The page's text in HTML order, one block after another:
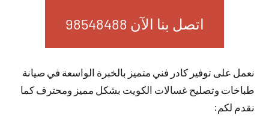
اتصل بنا الآن 98548488
نعمل على توفير كادر فني متميز بالخبرة الواسعة في صيانة
طباخات وتصليح غسالات الكويت بشكل مميز ومحترف كما
نقدم لكم: